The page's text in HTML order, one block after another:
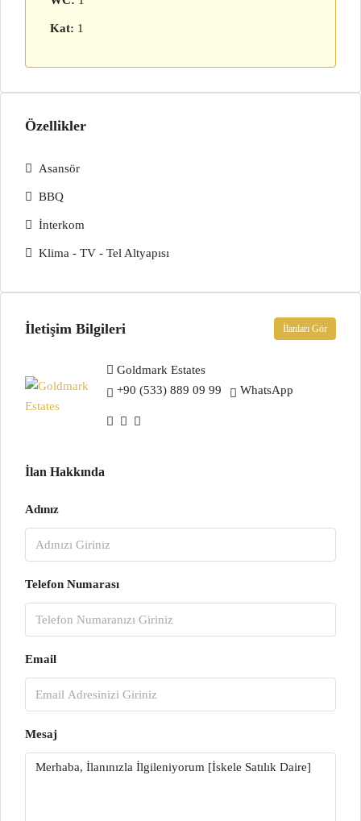
Kat: 1
Özellikler
Asansör
BBQ
İnterkom
Klima - TV - Tel Altyapısı
İletişim Bilgileri İlanları Gör
Goldmark Estates
+90 (533) 889 09 99
WhatsApp
İlan Hakkında
Adınız
Telefon Numarası
Email
Mesaj